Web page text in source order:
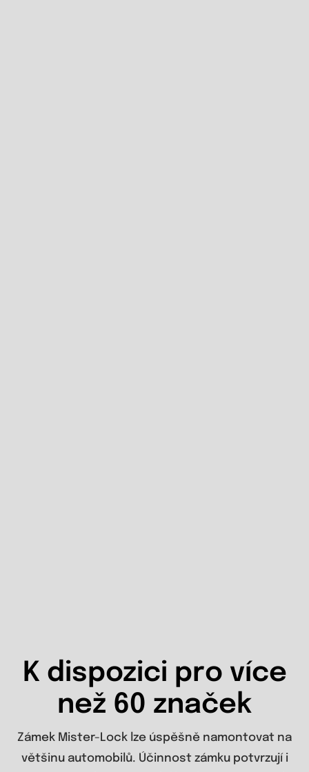
K dispozici pro více
než 60 značek
Zámek Mister-Lock lze úspěšně namontovat na
většinu automobilů. Účinnost zámku potvrzují i